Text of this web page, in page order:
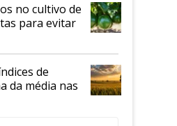
no cultivo de
para evitar
de
da média nas